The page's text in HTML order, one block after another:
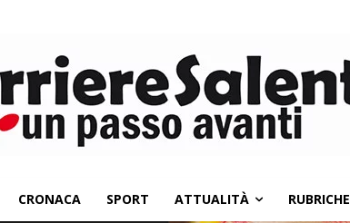
CRONACA SPORT ATTUALITÀ RUBRICHE